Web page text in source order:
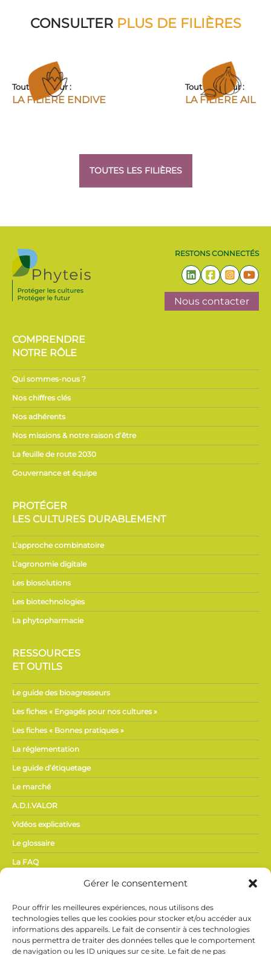
Gérer le consentement
Pour offrir les meilleures expériences, nous utilisons des
technologies telles que les cookies pour stocker et/ou accéder aux
informations des appareils. Le fait de consentir à ces technologies
nous permettra de traiter des données telles que le comportement
de navigation ou les ID uniques sur ce site. Le fait de ne pas
CONSULTER PLUS DE FILIÈRES
Tout savoir sur :
LA FILIÈRE ENDIVE
Tout savoir sur :
LA FILIÈRE AIL
TOUTES LES FILIÈRES
RESTONS CONNECTÉS
Nous contacter
COMPRENDRE
NOTRE RÔLE
Qui sommes-nous ?
Nos chiffres clés
Nos adhérents
Nos missions & notre raison d’être
La feuille de route 2030
Gouvernance et équipe
PROTÉGER
LES CULTURES DURABLEMENT
L’approche combinatoire
L’agronomie digitale
Les biosolutions
Les biotechnologies
La phytopharmacie
RESSOURCES
ET OUTILS
Le guide des bioagresseurs
Les fiches « Engagés pour nos cultures »
Les fiches « Bonnes pratiques »
La réglementation
Le guide d’étiquetage
Le marché
A.D.I.VALOR
Vidéos explicatives
Le glossaire
La FAQ
ACTUALITÉS,
PRESSE
Actualités du secteur